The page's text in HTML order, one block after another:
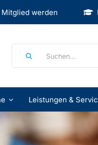
Mitglied werden
Leistungen &